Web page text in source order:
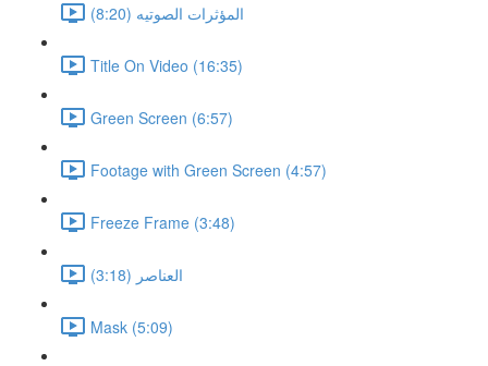
المؤثرات الصوتيه (8:20)
Title On Video (16:35)
Green Screen (6:57)
Footage with Green Screen (4:57)
Freeze Frame (3:48)
العناصر (3:18)
Mask (5:09)